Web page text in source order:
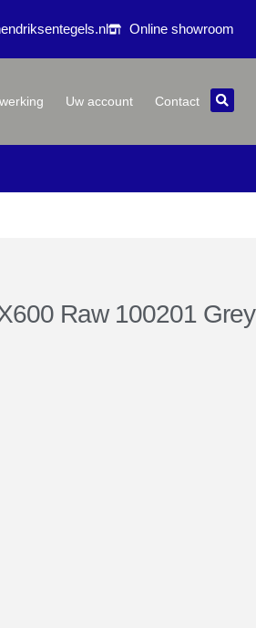
Online showroom
Uw account Contact
Raw 100201 Grey